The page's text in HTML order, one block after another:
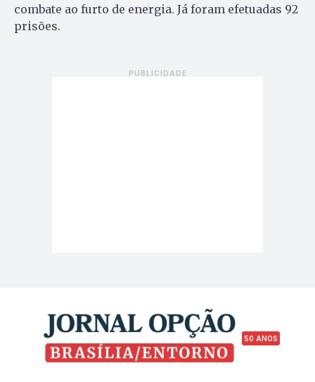
combate ao furto de energia. Já foram efetuadas 92
prisões.
50 ANOS